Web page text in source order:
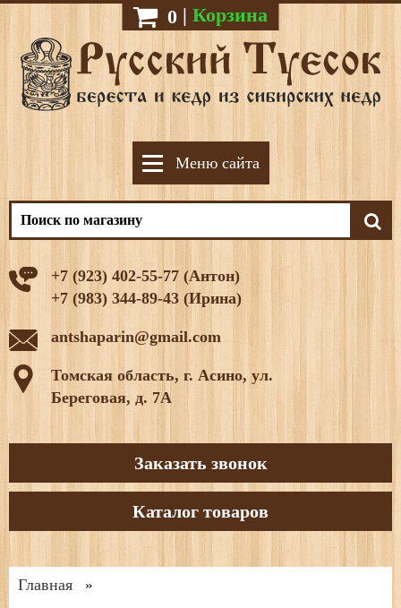
0 | Корзина
Меню сайта
+7 (923) 402-55-77 (Антон)
+7 (983) 344-89-43 (Ирина)
antshaparin@gmail.com
Томская область, г. Асино, ул.
Береговая, д. 7А
Заказать звонок
Каталог товаров
Главная »